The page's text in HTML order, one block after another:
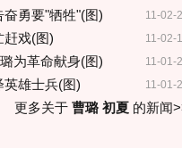
11-02-
奋勇要"牺牲"(图)
11-02-
赶戏(图)
11-01-
为革命献身(图)
11-01-
英雄士兵(图)
更多关于 曹璐 初夏 的新闻